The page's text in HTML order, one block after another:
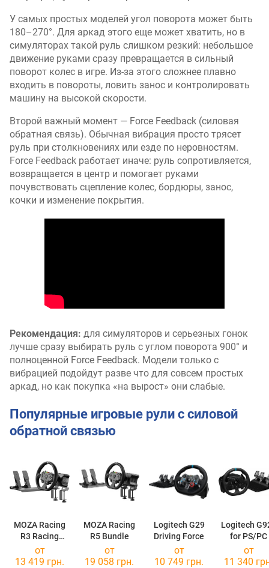
У самых простых моделей угол поворота может быть
180–270°. Для аркад этого еще может хватить, но в
симуляторах такой руль слишком резкий: небольшое
движение руками сразу превращается в сильный
поворот колес в игре. Из-за этого сложнее плавно
входить в повороты, ловить занос и контролировать
машину на высокой скорости.
Второй важный момент — Force Feedback (силовая
обратная связь). Обычная вибрация просто трясет
руль при столкновениях или езде по неровностям.
Force Feedback работает иначе: руль сопротивляется,
возвращается в центр и помогает руками
почувствовать сцепление колес, бордюры, занос,
кочки и изменение покрытия.
Рекомендация: для симуляторов и серьезных гонок
лучше сразу выбирать руль с углом поворота 900° и
полноценной Force Feedback. Модели только с
вибрацией подойдут разве что для совсем простых
аркад, но как покупка «на вырост» они слабые.
Популярные игровые рули с силовой
обратной связью
MOZA Racing
R3 Racing
Wheel and
Pedals for PC
MOZA Racing
R5 Bundle
Logitech G29
Driving Force
Logitech
for PS/PC
от
13 419 грн.
от
19 058 грн.
от
10 749 грн.
от
11 340